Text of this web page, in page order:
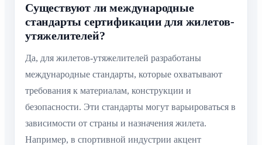
Существуют ли международные
стандарты сертификации для жилетов-
утяжелителей?
Да, для жилетов-утяжелителей разработаны
международные стандарты, которые охватывают
требования к материалам, конструкции и
безопасности. Эти стандарты могут варьироваться в
зависимости от страны и назначения жилета.
Например, в спортивной индустрии акцент